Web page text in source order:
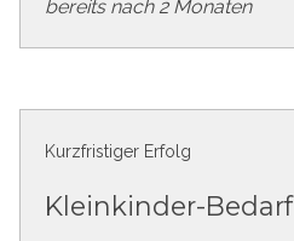
bereits nach 2 Monaten
Kurzfristiger Erfolg
Kleinkinder-Bedarf